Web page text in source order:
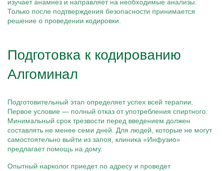
изучает анамнез и направляет на необходимые анализы.
Только после подтверждения безопасности принимается
решение о проведении кодировки.
Подготовка к кодированию
Алгоминал
Подготовительный этап определяет успех всей терапии.
Первое условие — полный отказ от употребления спиртного.
Минимальный срок трезвости перед введением должен
составлять не менее семи дней. Для людей, которые не могут
самостоятельно выйти из запоя, клиника «Инфузио»
предлагает помощь на дому.
Опытный нарколог приедет по адресу и проведет